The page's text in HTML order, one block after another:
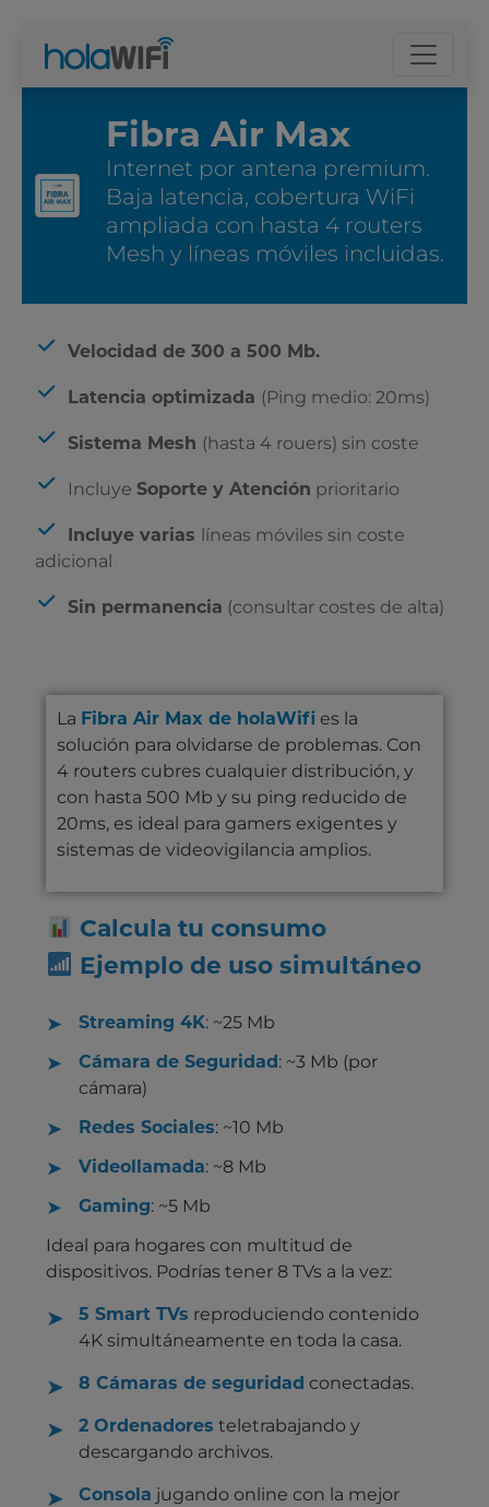
Fibra Air Max
Internet por antena premium.
Baja latencia, cobertura WiFi
ampliada con hasta 4 routers
Mesh y líneas móviles incluidas.
La tarifa
Velocidad de 300 a 500 Mb.
Latencia optimizada (Ping medio: 20ms)
Sistema Mesh (hasta 4 rouers) sin coste
Incluye Soporte y Atención prioritario
Incluye
Incluye varias líneas móviles sin coste
adicional
Sin permanencia (consultar costes de alta)
La Fibra Air Max de holaWifi es la
solución para olvidarse de problemas. Con
4 routers cubres cualquier distribución, y
con hasta 500 Mb y su ping reducido de
20ms, es ideal para gamers exigentes y
sistemas de videovigilancia amplios.
Calcula tu consumo
Ejemplo de uso simultáneo
Streaming 4K: ~25 Mb
Cámara de Seguridad: ~3 Mb (por
cámara)
Redes Sociales: ~10 Mb
Videollamada: ~8 Mb
Gaming: ~5 Mb
Ideal para hogares con multitud de
dispositivos. Podrías tener 8 TVs a la vez:
5 Smart TVs reproduciendo contenido
4K simultáneamente en toda la casa.
8 Cámaras de seguridad conectadas.
2 Ordenadores teletrabajando y
descargando archivos.
Consola jugando online con la mejor